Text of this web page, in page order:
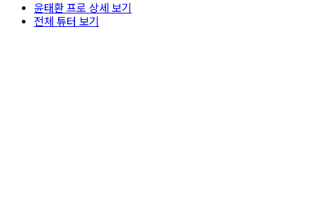
윤태환 프로 상세 보기
전체 튜터 보기